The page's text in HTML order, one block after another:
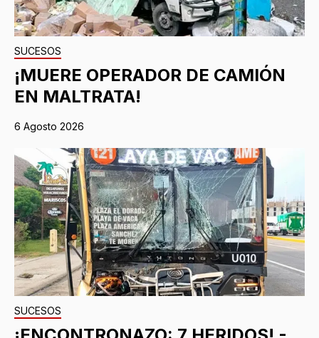
SUCESOS
¡MUERE OPERADOR DE CAMIÓN
EN MALTRATA!
6 Agosto 2026
SUCESOS